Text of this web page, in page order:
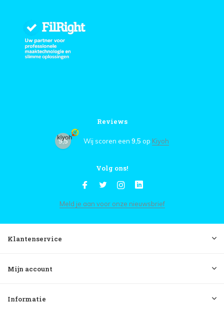
Reviews
9,5 Wij scoren een 9,5 op Kiyoh
Volg ons!
Meld je aan voor onze nieuwsbrief
Klantenservice
Mijn account
Informatie